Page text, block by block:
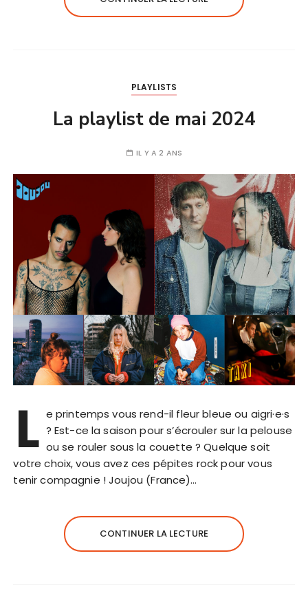
PLAYLISTS
La playlist de mai 2024
IL Y A 2 ANS
L e printemps vous rend-il fleur bleue ou aigri·e·s
? Est-ce la saison pour s’écrouler sur la pelouse
ou se rouler sous la couette ? Quelque soit
votre choix, vous avez ces pépites rock pour vous
tenir compagnie ! Joujou (France)…
CONTINUER LA LECTURE